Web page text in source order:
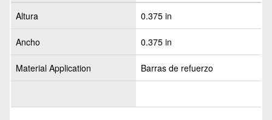
Altura 0.375 in
Ancho 0.375 in
Material Application Barras de refuerzo